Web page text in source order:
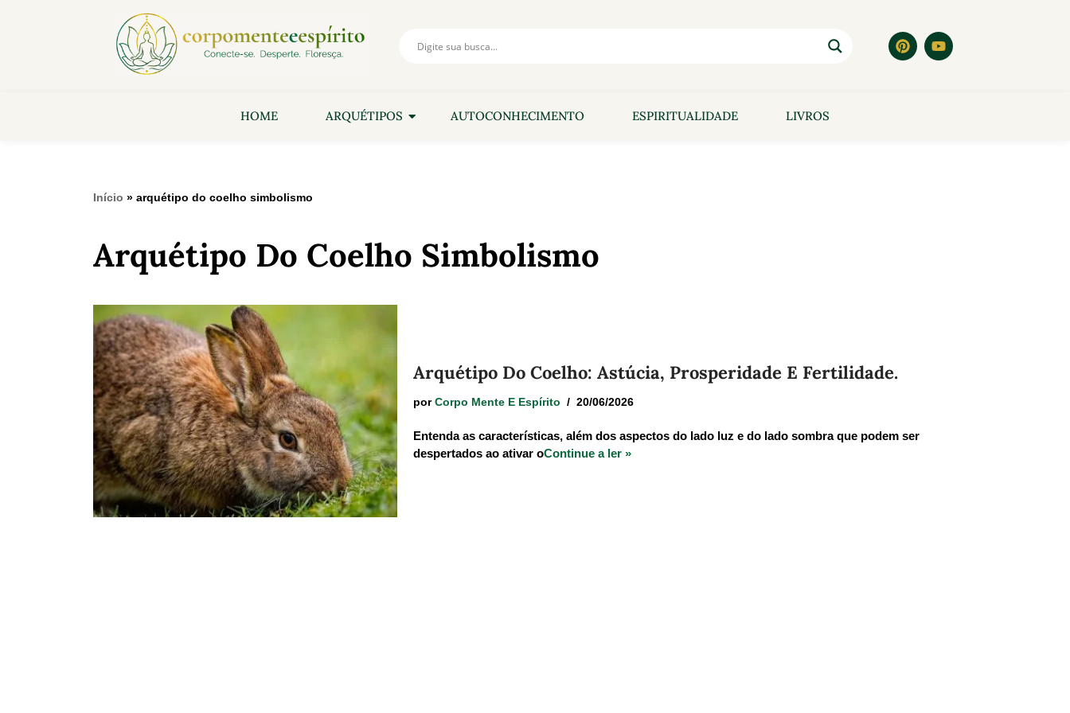
HOME ARQUÉTIPOS AUTOCONHECIMENTO ESPIRITUALIDADE LIVROS
Início » arquétipo do coelho simbolismo
Arquétipo Do Coelho Simbolismo
Arquétipo Do Coelho: Astúcia, Prosperidade E Fertilidade.
por Corpo Mente E Espírito 20/06/2026
Entenda as características, além dos aspectos do lado luz e do lado sombra que podem ser
despertados ao ativar oContinue a ler »